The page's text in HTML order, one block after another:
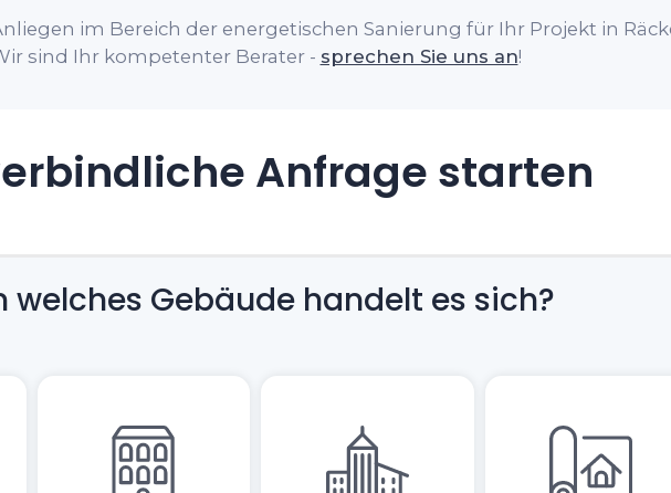
im Bereich der energetischen Sanierung für Ihr Projekt in
sind Ihr kompetenter Berater - sprechen Sie uns an!
Anfrage starten